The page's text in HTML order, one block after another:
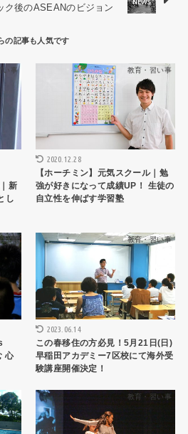
ク後のASEANのビジョン
い事
新
し
教育・習い事
2020.12.28
【ホーチミン】元気スクール｜勉
強が好きになって成績UP！ 生徒の
自立性を伸ばす学習塾
い事
心
教育・習い事
2023.06.14
この春移住の方必見！5月21日(日)
早稲田アカデミー7区校にて海外受
験講座開催決定！
ラン 教育・習い事